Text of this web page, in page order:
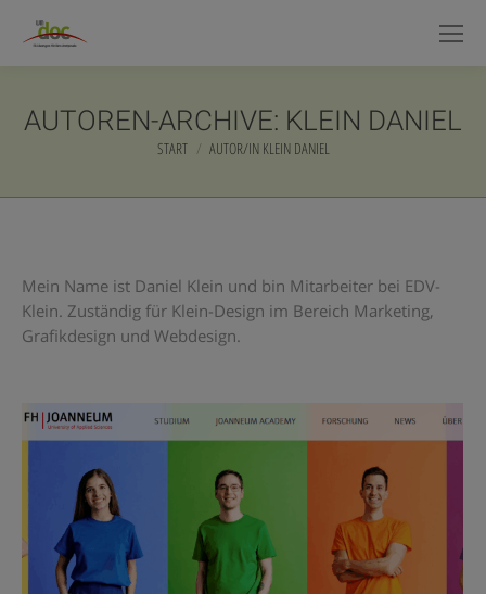
AUTOREN-ARCHIVE: KLEIN DANIEL
Sie befinden sich hier:
START AUTOR/IN KLEIN DANIEL
Mein Name ist Daniel Klein und bin Mitarbeiter bei EDV-
Klein. Zuständig für Klein-Design im Bereich Marketing,
Grafikdesign und Webdesign.